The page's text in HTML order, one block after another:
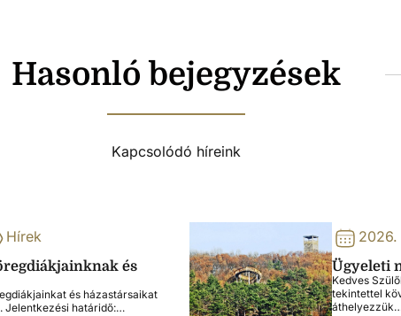
Hasonló bejegyzések
Kapcsolódó híreink
Hírek
és
és házastársaikat
Jelentkezési határidő:…
2026.
Ügyeleti
Kedves
tekintettel